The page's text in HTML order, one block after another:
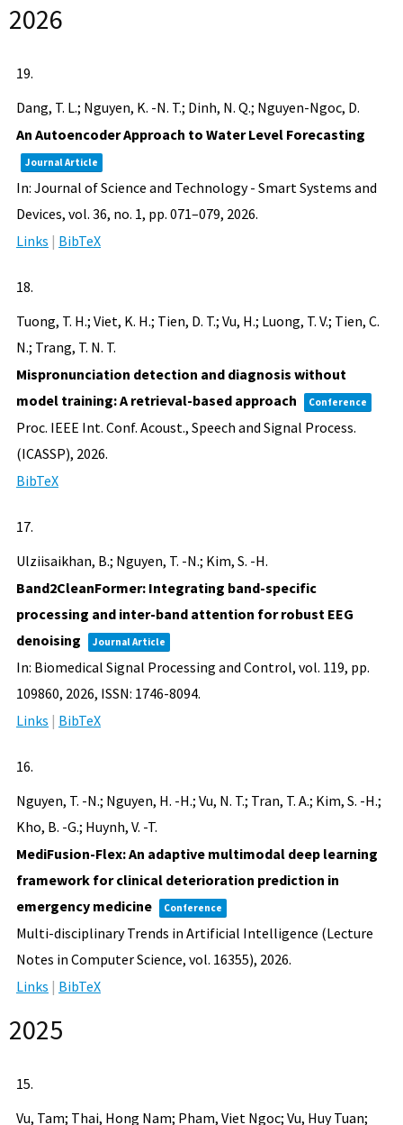
2026
19.
Dang, T. L.; Nguyen, K. -N. T.; Dinh, N. Q.; Nguyen-Ngoc, D.
An Autoencoder Approach to Water Level Forecasting
Journal Article
In: Journal of Science and Technology - Smart Systems and
Devices, vol. 36, no. 1, pp. 071–079, 2026.
Links | BibTeX
18.
Tuong, T. H.; Viet, K. H.; Tien, D. T.; Vu, H.; Luong, T. V.; Tien, C.
N.; Trang, T. N. T.
Mispronunciation detection and diagnosis without
model training: A retrieval-based approach
Conference
Proc. IEEE Int. Conf. Acoust., Speech and Signal Process.
(ICASSP), 2026.
BibTeX
17.
Ulziisaikhan, B.; Nguyen, T. -N.; Kim, S. -H.
Band2CleanFormer: Integrating band-specific
processing and inter-band attention for robust EEG
denoising
Journal Article
In: Biomedical Signal Processing and Control, vol. 119, pp.
109860, 2026, ISSN: 1746-8094.
Links | BibTeX
16.
Nguyen, T. -N.; Nguyen, H. -H.; Vu, N. T.; Tran, T. A.; Kim, S. -H.;
Kho, B. -G.; Huynh, V. -T.
MediFusion-Flex: An adaptive multimodal deep learning
framework for clinical deterioration prediction in
emergency medicine
Conference
Multi-disciplinary Trends in Artificial Intelligence (Lecture
Notes in Computer Science, vol. 16355), 2026.
Links | BibTeX
2025
15.
Vu, Tam; Thai, Hong Nam; Pham, Viet Ngoc; Vu, Huy Tuan;